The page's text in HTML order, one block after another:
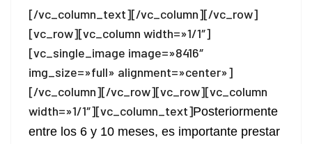
[/vc_column_text][/vc_column][/vc_row]
[vc_row][vc_column width=»1/1″]
[vc_single_image image=»8416″
img_size=»full» alignment=»center»]
[/vc_column][/vc_row][vc_row][vc_column
width=»1/1″][vc_column_text]Posteriormente
entre los 6 y 10 meses, es importante prestar